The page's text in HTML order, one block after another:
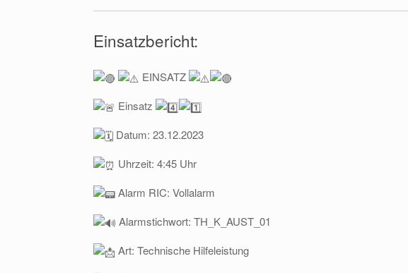
Einsatzbericht:
EINSATZ
Einsatz
Datum: 23.12.2023
Uhrzeit: 4:45 Uhr
Alarm RIC: Vollalarm
Alarmstichwort: TH_K_AUST_01
Art: Technische Hilfeleistung